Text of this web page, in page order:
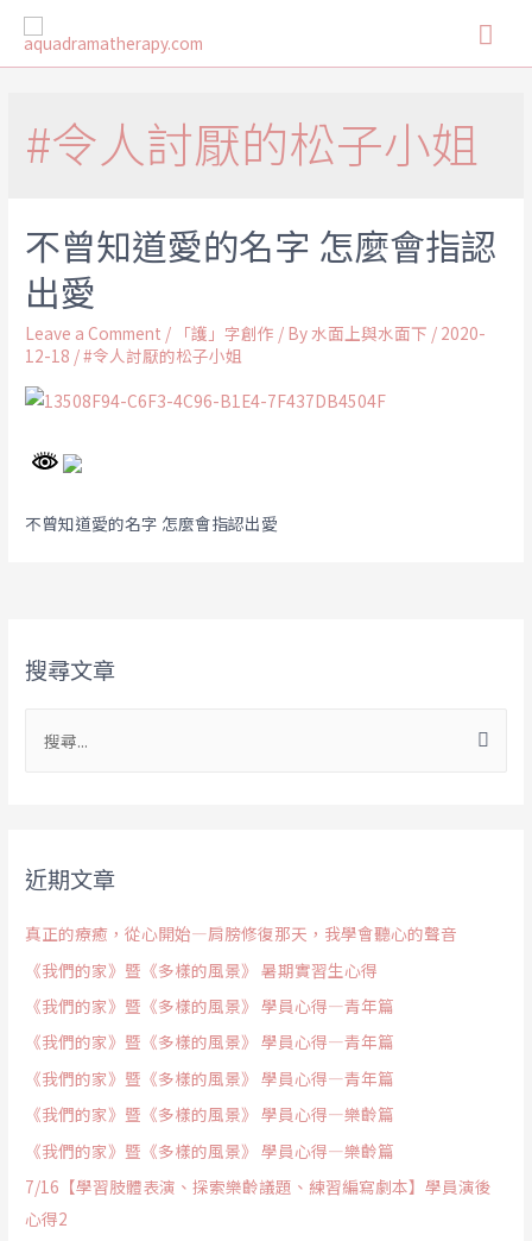
#令人討厭的松子小姐
不曾知道愛的名字 怎麼會指認
出愛
Leave a Comment / 「護」字創作 / By 水面上與水面下 / 2020-
12-18 /#令人討厭的松子小姐
不曾知道愛的名字 怎麼會指認出愛
搜尋文章
近期文章
真正的療癒，從心開始—肩膀修復那天，我學會聽心的聲音
《我們的家》暨《多樣的風景》 暑期實習生心得
《我們的家》暨《多樣的風景》 學員心得—青年篇
《我們的家》暨《多樣的風景》 學員心得—青年篇
《我們的家》暨《多樣的風景》 學員心得—青年篇
《我們的家》暨《多樣的風景》 學員心得—樂齡篇
《我們的家》暨《多樣的風景》 學員心得—樂齡篇
7/16【學習肢體表演、探索樂齡議題、練習編寫劇本】學員演後
心得2